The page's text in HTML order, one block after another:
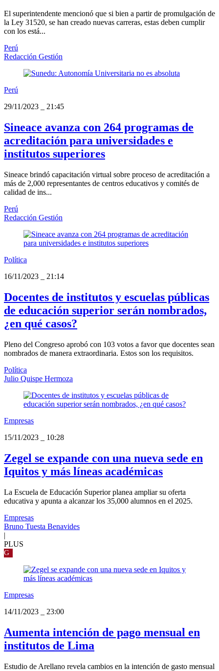
El superintendente mencionó que si bien a partir de promulgación de
la Ley 31520, se han creado nuevas carreras, estas deben cumplir
con los está...
Perú
Redacción Gestión
Perú
29/11/2023
21:45
Sineace avanza con 264 programas de
acreditación para universidades e
institutos superiores
Sineace brindó capacitación virtual sobre proceso de acreditación a
más de 2,000 representantes de centros educativos y comités de
calidad de ins...
Perú
Redacción Gestión
Política
16/11/2023
21:14
Docentes de institutos y escuelas públicas
de educación superior serán nombrados,
¿en qué casos?
Pleno del Congreso aprobó con 103 votos a favor que docentes sean
nombrados de manera extraordinaria. Estos son los requisitos.
Política
Julio Quispe Hermoza
Empresas
15/11/2023
10:28
Zegel se expande con una nueva sede en
Iquitos y más líneas académicas
La Escuela de Educación Superior planea ampliar su oferta
educativa y apunta a alcanzar los 35,000 alumnos en el 2025.
Empresas
Bruno Tuesta Benavides
|
PLUS
G
Empresas
14/11/2023
23:00
Aumenta intención de pago mensual en
institutos de Lima
Estudio de Arellano revela cambios en la intención de gasto mensual